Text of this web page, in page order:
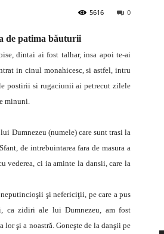
0
5616
de patima băuturii
dintai ai fost talhar, insa apoi te-ai
in cinul monahicesc, si astfel, intru
postirii si rugaciunii ai petrecut zilele
minuni.
Dumnezeu (numele) care sunt trasi la
de intrebuintarea fara de masura a
vederea, ci ia aminte la dansii, care la
şi nefericiţii, pe care a pus
ca zidiri ale lui Dumnezeu, am fost
şi a noastră. Goneşte de la danşii pe